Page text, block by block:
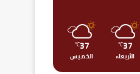
37
℃
الأربعاء
37
℃
الخميس